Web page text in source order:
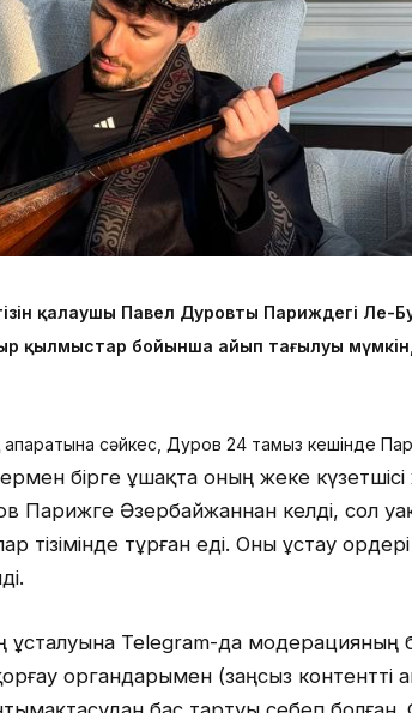
қалаушы Павел Дуровты Париждегі Ле-
қылмыстар бойынша айып тағылуы
сәйкес, Дуров 24 тамыз кешінде
бірге ұшақта оның жеке күзетшісі
Парижге Әзербайжаннан келді, сол
тізімінде тұрған еді. Оны ұстау
ұсталуына Telegram-да модерацияның
органдарымен (заңсыз контентті